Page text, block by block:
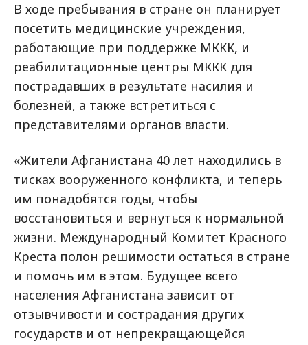
В ходе пребывания в стране он планирует
посетить медицинские учреждения,
работающие при поддержке МККК, и
реабилитационные центры МККК для
пострадавших в результате насилия и
болезней, а также встретиться с
представителями органов власти.
«Жители Афганистана 40 лет находились в
тисках вооруженного конфликта, и теперь
им понадобятся годы, чтобы
восстановиться и вернуться к нормальной
жизни. Международный Комитет Красного
Креста полон решимости остаться в стране
и помочь им в этом. Будущее всего
населения Афганистана зависит от
отзывчивости и сострадания других
государств и от непрекращающейся